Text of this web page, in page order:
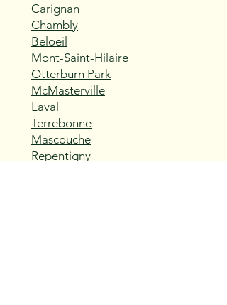
Carignan
Chambly
Beloeil
Mont-Saint-Hilaire
Otterburn Park
McMasterville
Laval
Terrebonne
Mascouche
Repentigny